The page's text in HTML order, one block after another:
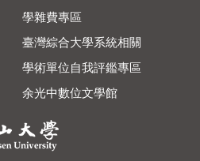
學雜費專區
臺灣綜合大學系統相關
學術單位自我評鑑專區
余光中數位文學館